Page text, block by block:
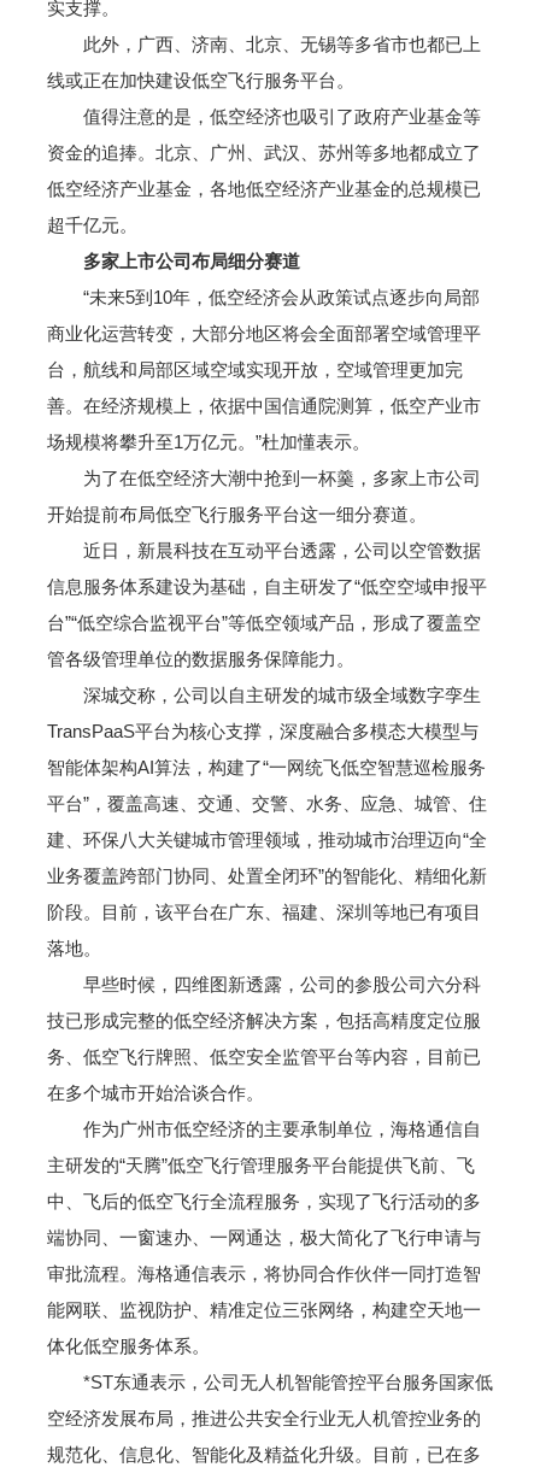
实支撑。
此外，广西、济南、北京、无锡等多省市也都已上
线或正在加快建设低空飞行服务平台。
值得注意的是，低空经济也吸引了政府产业基金等
资金的追捧。北京、广州、武汉、苏州等多地都成立了
低空经济产业基金，各地低空经济产业基金的总规模已
超千亿元。
多家上市公司布局细分赛道
“未来5到10年，低空经济会从政策试点逐步向局部
商业化运营转变，大部分地区将会全面部署空域管理平
台，航线和局部区域空域实现开放，空域管理更加完
善。在经济规模上，依据中国信通院测算，低空产业市
场规模将攀升至1万亿元。”杜加懂表示。
为了在低空经济大潮中抢到一杯羹，多家上市公司
开始提前布局低空飞行服务平台这一细分赛道。
近日，新晨科技在互动平台透露，公司以空管数据
信息服务体系建设为基础，自主研发了“低空空域申报平
台”“低空综合监视平台”等低空领域产品，形成了覆盖空
管各级管理单位的数据服务保障能力。
深城交称，公司以自主研发的城市级全域数字孪生
TransPaaS平台为核心支撑，深度融合多模态大模型与
智能体架构AI算法，构建了“一网统飞低空智慧巡检服务
平台”，覆盖高速、交通、交警、水务、应急、城管、住
建、环保八大关键城市管理领域，推动城市治理迈向“全
业务覆盖跨部门协同、处置全闭环”的智能化、精细化新
阶段。目前，该平台在广东、福建、深圳等地已有项目
落地。
早些时候，四维图新透露，公司的参股公司六分科
技已形成完整的低空经济解决方案，包括高精度定位服
务、低空飞行牌照、低空安全监管平台等内容，目前已
在多个城市开始洽谈合作。
作为广州市低空经济的主要承制单位，海格通信自
主研发的“天腾”低空飞行管理服务平台能提供飞前、飞
中、飞后的低空飞行全流程服务，实现了飞行活动的多
端协同、一窗速办、一网通达，极大简化了飞行申请与
审批流程。海格通信表示，将协同合作伙伴一同打造智
能网联、监视防护、精准定位三张网络，构建空天地一
体化低空服务体系。
*ST东通表示，公司无人机智能管控平台服务国家低
空经济发展布局，推进公共安全行业无人机管控业务的
规范化、信息化、智能化及精益化升级。目前，已在多